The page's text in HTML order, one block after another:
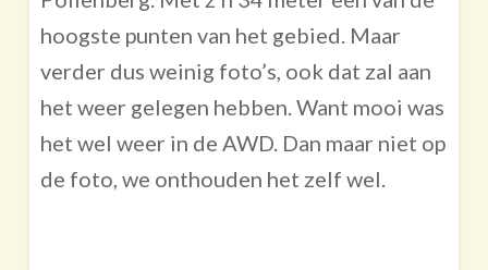
hoogste punten van het gebied. Maar
verder dus weinig foto’s, ook dat zal aan
het weer gelegen hebben. Want mooi was
het wel weer in de AWD. Dan maar niet op
de foto, we onthouden het zelf wel.